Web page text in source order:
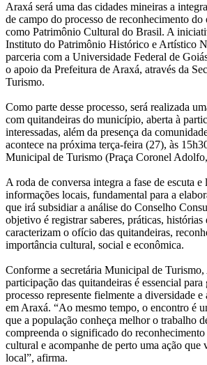
Araxá será uma das cidades mineiras a
de campo do processo de reconhecimento
como Patrimônio Cultural do Brasil. A
Instituto do Patrimônio Histórico e Artístico
parceria com a Universidade Federal de
o apoio da Prefeitura de Araxá, através da
Turismo.
Como parte desse processo, será realizada
com quitandeiras do município, aberta à
interessadas, além da presença da
acontece na próxima terça-feira (27), às
Municipal de Turismo (Praça Coronel
A roda de conversa integra a fase de escuta e
informações locais, fundamental para a
que irá subsidiar a análise do Conselho
objetivo é registrar saberes, práticas, histórias
caracterizam o ofício das quitandeiras,
importância cultural, social e econômica.
Conforme a secretária Municipal de Turismo,
participação das quitandeiras é essencial
processo represente fielmente a diversidade e
em Araxá. “Ao mesmo tempo, o encontro é
que a população conheça melhor o trabalho
compreenda o significado do
cultural e acompanhe de perto uma ação que
local”, afirma.